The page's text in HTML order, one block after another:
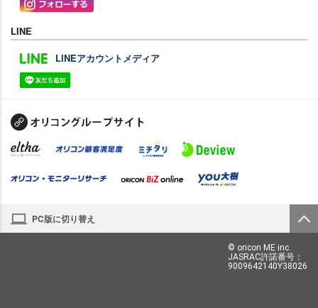
LINE
LINEアカウントメディア
PC版に切り替え
© oricon ME inc.
JASRAC許諾番号：
9009642140Y38026